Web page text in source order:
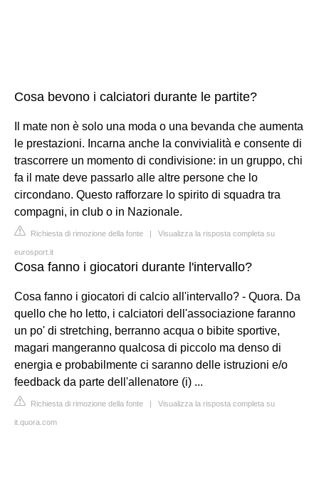
Cosa bevono i calciatori durante le partite?
Il mate non è solo una moda o una bevanda che aumenta
le prestazioni. Incarna anche la convivialità e consente di
trascorrere un momento di condivisione: in un gruppo, chi
fa il mate deve passarlo alle altre persone che lo
circondano. Questo rafforzare lo spirito di squadra tra
compagni, in club o in Nazionale.
Richiesta di rimozione della fonte | Visualizza la risposta completa su
eurosport.it
Cosa fanno i giocatori durante l'intervallo?
Cosa fanno i giocatori di calcio all'intervallo? - Quora. Da
quello che ho letto, i calciatori dell'associazione faranno
un po' di stretching, berranno acqua o bibite sportive,
magari mangeranno qualcosa di piccolo ma denso di
energia e probabilmente ci saranno delle istruzioni e/o
feedback da parte dell'allenatore (i) ...
Richiesta di rimozione della fonte | Visualizza la risposta completa su
it.quora.com